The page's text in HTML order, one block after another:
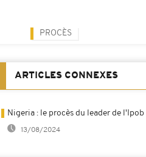
PROCÈS
ARTICLES CONNEXES
Nigeria : le procès du leader de
13/08/2024